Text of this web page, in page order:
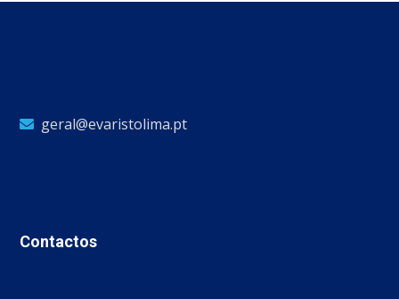
geral@evaristolima.pt
Contactos